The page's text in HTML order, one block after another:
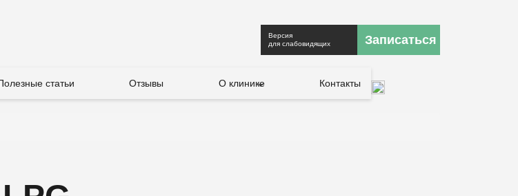
Версия
для слабовидящих
Записаться
статьи Отзывы О клинике Контакты